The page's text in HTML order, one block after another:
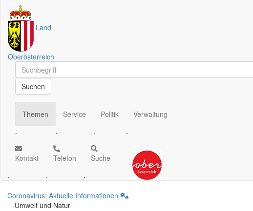
Land
Oberösterreich
Schnellsuche
Schnellsuche
Suchen
Themen
.
Service
.
Politik
.
Verwaltung
.
Kontakt
.
Telefon
.
Suche
.
Coronavirus: Aktuelle Informationen
Umwelt und Natur